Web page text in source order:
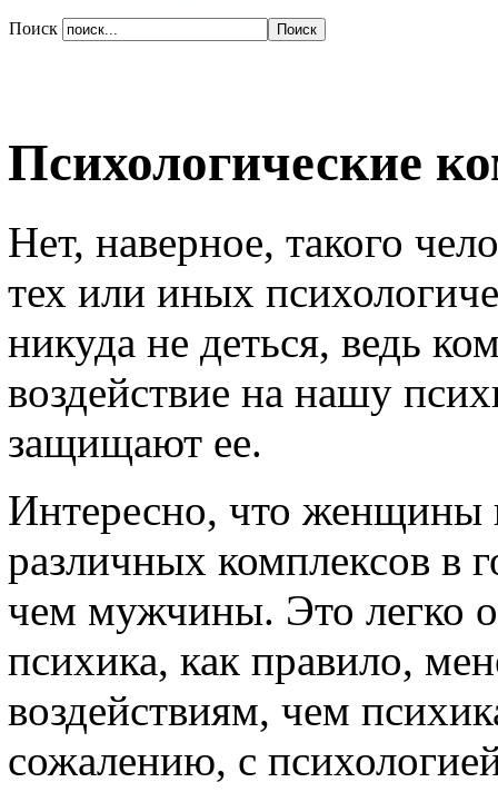
Поиск
Психологические
Нет, наверное, такого
тех или иных
никуда не деться, ведь
воздействие на нашу
защищают ее.
Интересно, что
различных комплексов в
чем мужчины. Это легко
психика, как правило,
воздействиям, чем
сожалению, с